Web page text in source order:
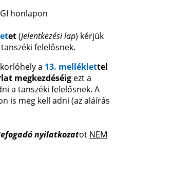
honlapon
et(Jelentkezési lap) kérjük
felelősnek.
a 13. melléklettel
megkezdéséig ezt a
a tanszéki felelősnek. A
is meg kell adni (az aláírás
nyilatkozatot NEM